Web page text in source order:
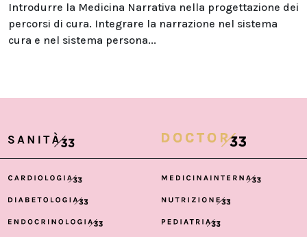
Introdurre la Medicina Narrativa nella progettazione dei
percorsi di cura. Integrare la narrazione nel sistema
cura e nel sistema persona...